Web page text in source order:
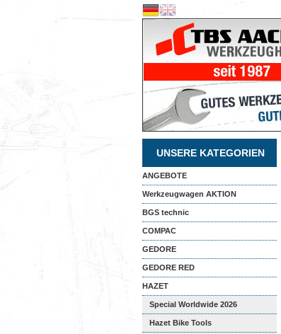
UNSERE KATEGORIEN
ANGEBOTE
Werkzeugwagen AKTION
BGS technic
COMPAC
GEDORE
GEDORE RED
HAZET
Special Worldwide 2026
Hazet Bike Tools